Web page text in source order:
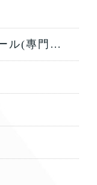
専門学校日本ホテルスクール(專門學校日本飯店學校)